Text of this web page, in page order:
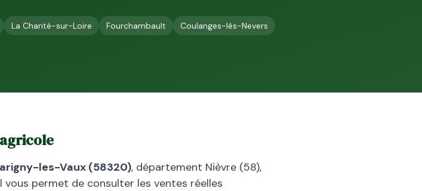
La Charité-sur-Loire Fourchambault
Coulanges-lès-Nevers
les-Vaux (58320), département Nièvre (58),
vous permet de consulter les ventes réelles